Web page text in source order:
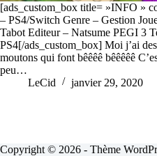
[ads_custom_box title= »INFO »
– PS4/Switch Genre – Gestion
Tabot Editeur – Natsume PEGI 3
PS4[/ads_custom_box] Moi j’ai
moutons qui font bêêêê bêêêêê
peu…
LeCid
janvier 29, 2020
Copyright © 2026 - Thème